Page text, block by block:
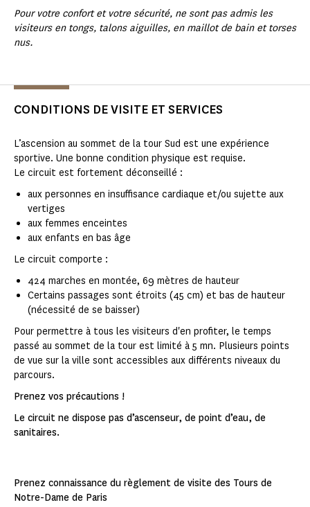
Pour votre confort et votre sécurité, ne sont pas admis les
visiteurs en tongs, talons aiguilles, en maillot de bain et torses
nus.
CONDITIONS DE VISITE ET SERVICES
L’ascension au sommet de la tour Sud est une expérience
sportive. Une bonne condition physique est requise.
Le circuit est fortement déconseillé :
aux personnes en insuffisance cardiaque et/ou sujette aux
vertiges
aux femmes enceintes
aux enfants en bas âge
Le circuit comporte :
424 marches en montée, 69 mètres de hauteur
Certains passages sont étroits (45 cm) et bas de hauteur
(nécessité de se baisser)
Pour permettre à tous les visiteurs d'en profiter, le temps
passé au sommet de la tour est limité à 5 mn. Plusieurs points
de vue sur la ville sont accessibles aux différents niveaux du
parcours.
Prenez vos précautions !
Le circuit ne dispose pas d’ascenseur, de point d’eau, de
sanitaires.
Prenez connaissance du règlement de visite des Tours de
Notre-Dame de Paris